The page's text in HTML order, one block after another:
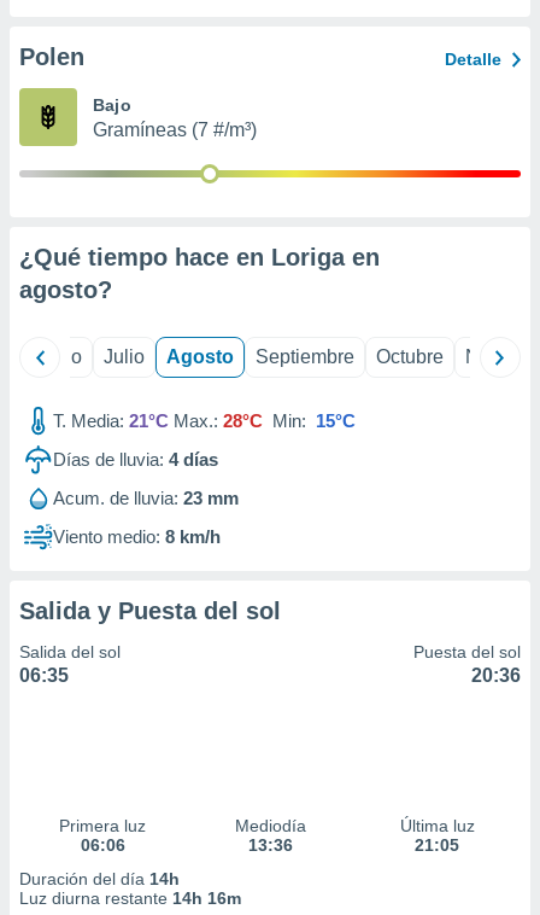
e
mediante
publicidad
publicidad
de
Polen Detalle
Bajo
Gramíneas (7 #/m³)
¿Qué tiempo hace en Loriga en
agosto?
Junio Julio Agosto Septiembre Octubre
T. Media: 21°C Max.: 28°C Min: 15°C
Días de lluvia: 4días
Acum. de lluvia: 23 mm
Viento medio: 8 km/h
Salida y Puesta del sol
Salida del sol
06:35
Puesta del sol
20:36
Primera luz
06:06
Mediodía
13:36
Última luz
21:05
Duración del día 14h
Luz diurna restante 14h 16m